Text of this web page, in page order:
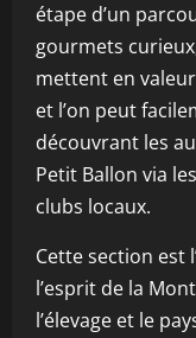
étape d’un
gourmets
mettent en
et l’on peut
découvrant les
Petit Ballon via
clubs locaux.
Cette section est
l’esprit de la
l’élevage et le